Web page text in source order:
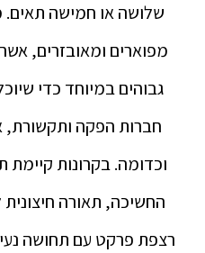
שלושה או חמישה תאים.
מפוארים ומאובזרים,
גבוהים במיוחד כדי
חברות הפקה ותקשורת,
וכדומה. בקרונות
החשיכה, תאורה
רצפת פרקט עם תחושה